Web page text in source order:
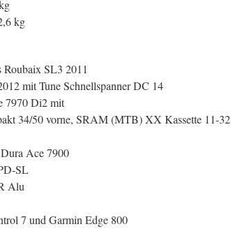
kg
Roubaix SL3 2011
mit Tune Schnellspanner DC 14
7970 Di2 mit
34/50 vorne, SRAM (MTB) XX Kassette 11-32
Ace 7900
SL
Alu
7 und Garmin Edge 800